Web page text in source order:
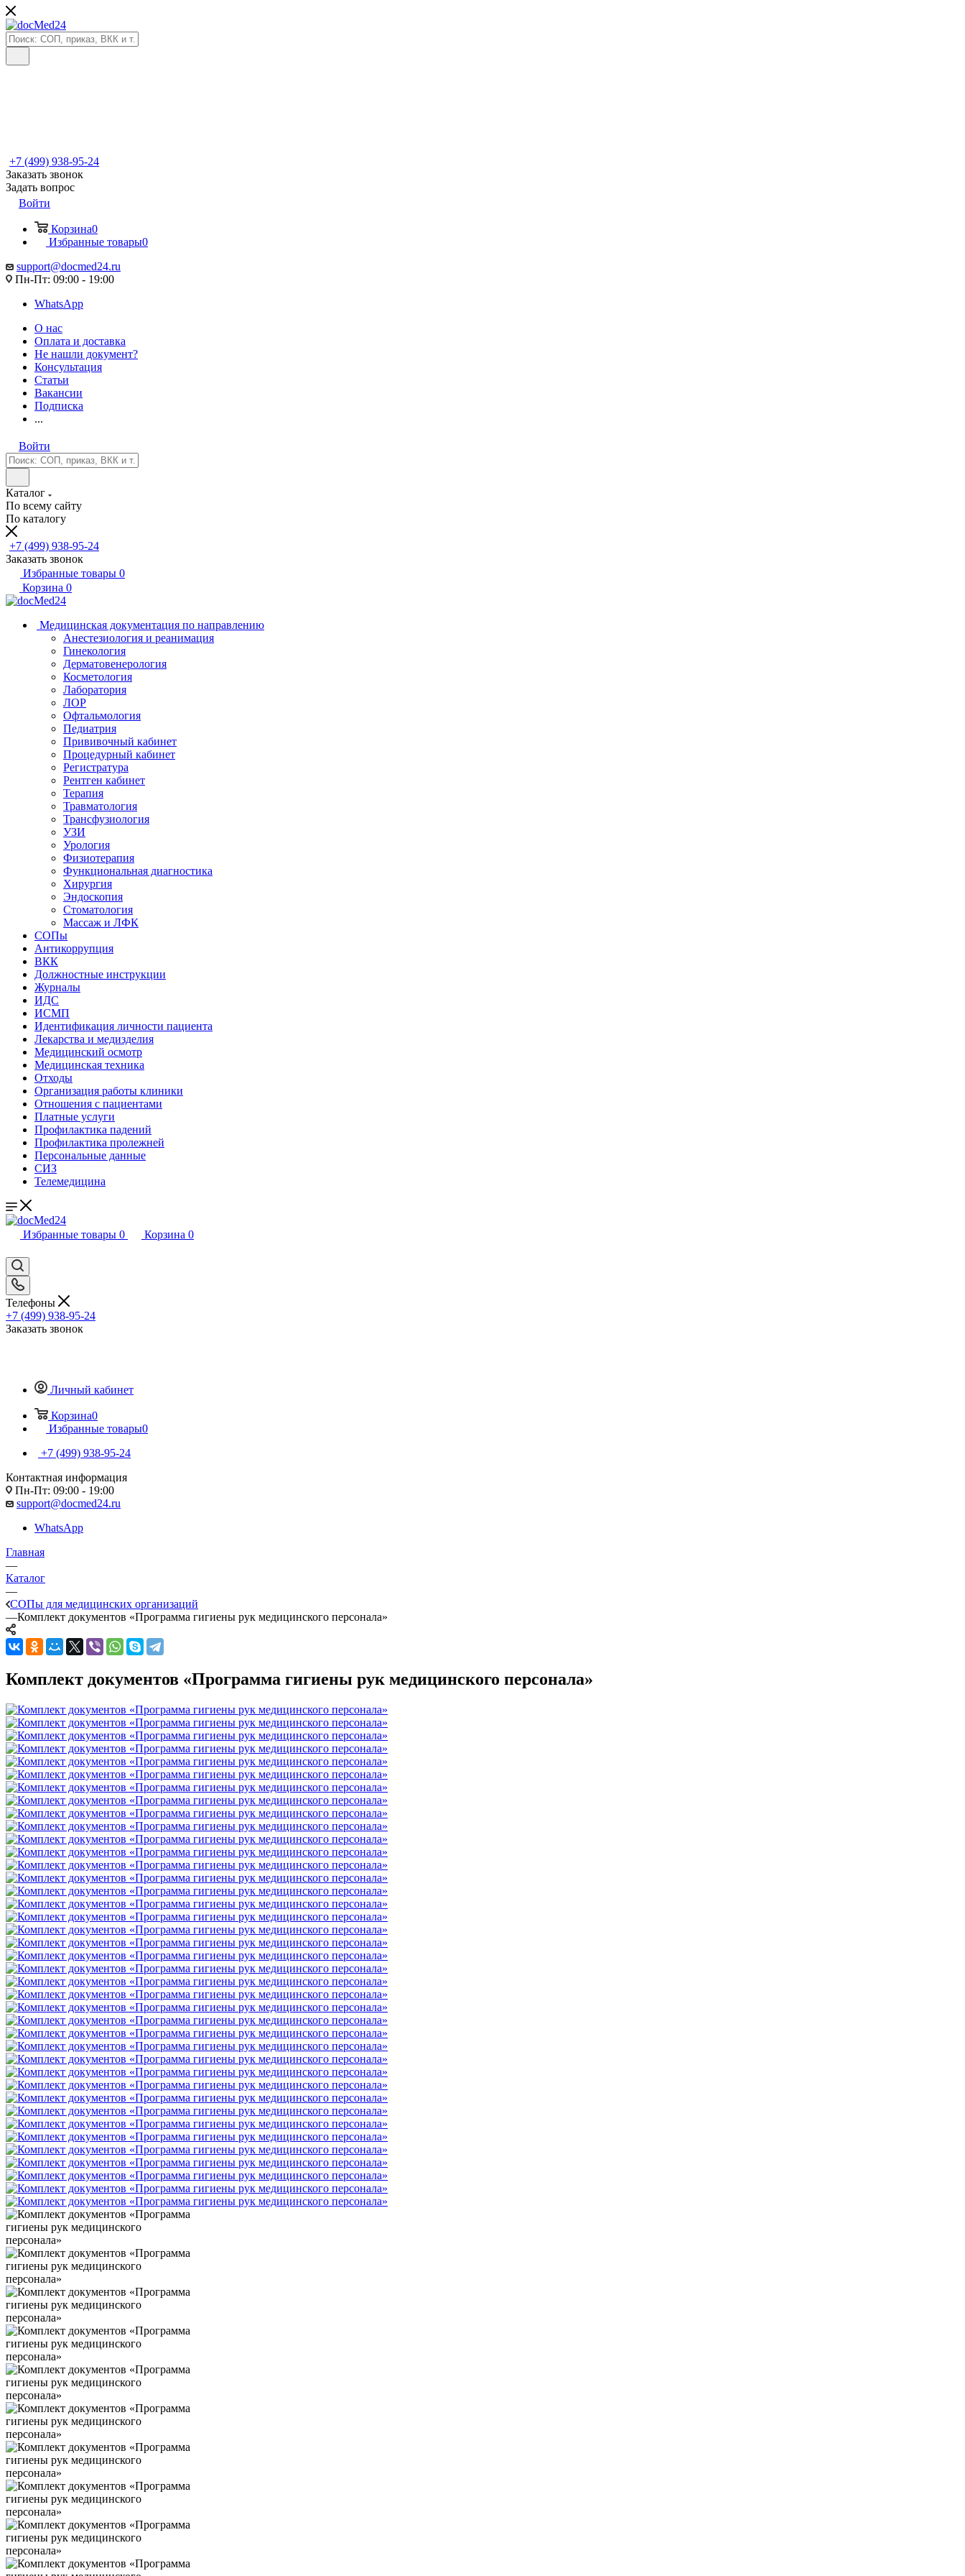
+7 (499) 938-95-24
Заказать звонок
Задать вопрос
Войти
Корзина0
Избранные товары0
support@docmed24.ru
Пн-Пт: 09:00 - 19:00
WhatsApp
О нас
Оплата и доставка
Не нашли документ?
Консультация
Статьи
Вакансии
Подписка
...
Войти
Каталог
По всему сайту
По каталогу
+7 (499) 938-95-24
Заказать звонок
Избранные товары 0
Корзина 0
Медицинская документация по направлению
Анестезиология и реанимация
Гинекология
Дерматовенерология
Косметология
Лаборатория
ЛОР
Офтальмология
Педиатрия
Прививочный кабинет
Процедурный кабинет
Регистратура
Рентген кабинет
Терапия
Травматология
Трансфузиология
УЗИ
Урология
Физиотерапия
Функциональная диагностика
Хирургия
Эндоскопия
Стоматология
Массаж и ЛФК
СОПы
Антикоррупция
ВКК
Должностные инструкции
Журналы
ИДС
ИСМП
Идентификация личности пациента
Лекарства и медизделия
Медицинский осмотр
Медицинская техника
Отходы
Организация работы клиники
Отношения с пациентами
Платные услуги
Профилактика падений
Профилактика пролежней
Персональные данные
СИЗ
Телемедицина
Избранные товары 0 Корзина 0
Телефоны
+7 (499) 938-95-24
Заказать звонок
Личный кабинет
Корзина0
Избранные товары0
+7 (499) 938-95-24
Контактная информация
Пн-Пт: 09:00 - 19:00
support@docmed24.ru
WhatsApp
Главная
—
Каталог
—
СОПы для медицинских организаций
—Комплект документов «Программа гигиены рук медицинского персонала»
Комплект документов «Программа гигиены рук медицинского персонала»